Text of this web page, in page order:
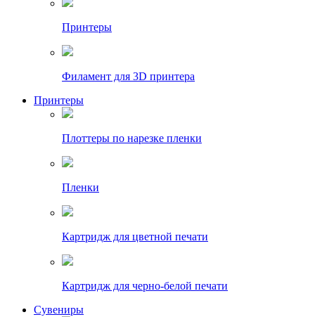
Принтеры
Филамент для 3D принтера
Принтеры
Плоттеры по нарезке пленки
Пленки
Картридж для цветной печати
Картридж для черно-белой печати
Сувениры